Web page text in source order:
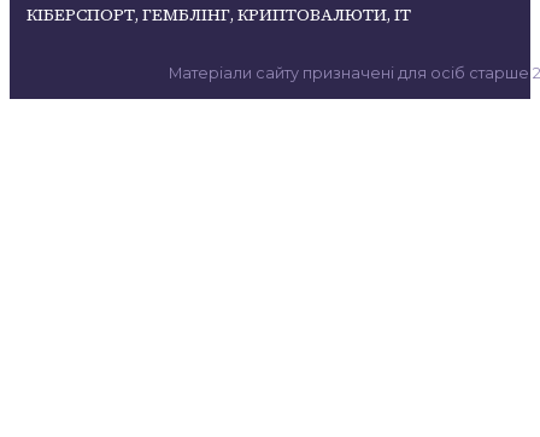
КІБЕРСПОРТ, ГЕМБЛІНГ, КРИПТОВАЛЮТИ, ІТ
Матеріали сайту призначені для осіб старше